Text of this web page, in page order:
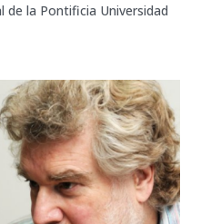
de la Pontificia Universidad